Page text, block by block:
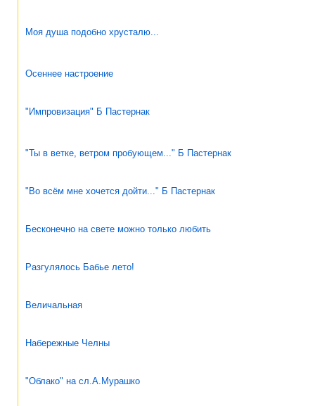
Моя душа подобно хрусталю...
Осеннее настроение
"Импровизация" Б Пастернак
"Ты в ветке, ветром пробующем..." Б Пастернак
"Во всём мне хочется дойти..." Б Пастернак
Бесконечно на свете можно только любить
Разгулялось Бабье лето!
Величальная
Набережные Челны
"Облако" на сл.А.Мурашко